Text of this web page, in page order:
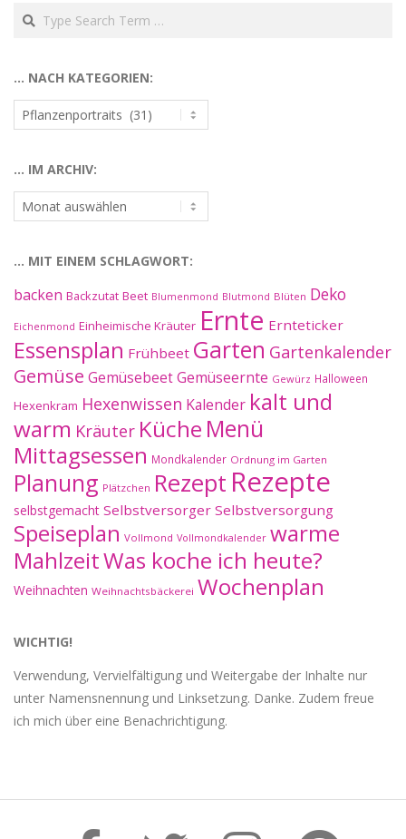
Search
… NACH KATEGORIEN:
…
nach
… IM ARCHIV:
…
im
… MIT EINEM SCHLAGWORT:
backen Backzutat Beet Blumenmond Blutmond Blüten Deko
Eichenmond Einheimische Kräuter Ernte Ernteticker
Essensplan Frühbeet Garten Gartenkalender
Gemüse GemüsebeetGemüseernte Gewürz Halloween
Hexenkram Hexenwissen Kalender kalt und
warm Kräuter Küche Menü
Mittagsessen Mondkalender Ordnung im Garten
Planung Plätzchen Rezept Rezepte
selbstgemacht Selbstversorger Selbstversorgung
Speiseplan Vollmond Vollmondkalender warme
MahlzeitWas koche ich heute?
Weihnachten Weihnachtsbäckerei Wochenplan
WICHTIG!
Verwendung, Vervielfältigung und Weitergabe der Inhalte nur
unter Namensnennung und Linksetzung. Danke. Zudem freue
ich mich über eine Benachrichtigung.